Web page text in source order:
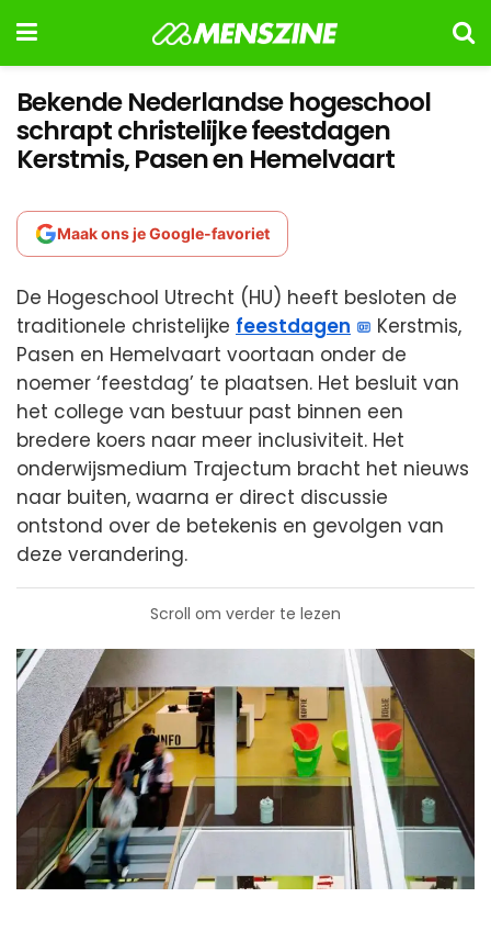
Bekende Nederlandse hogeschool
schrapt christelijke feestdagen
Kerstmis, Pasen en Hemelvaart
Maak ons je Google-favoriet
De Hogeschool Utrecht (HU) heeft besloten de
traditionele christelijke feestdagen
Kerstmis,
Pasen en Hemelvaart voortaan onder de
noemer ‘feestdag’ te plaatsen. Het besluit van
het college van bestuur past binnen een
bredere koers naar meer inclusiviteit. Het
onderwijsmedium Trajectum bracht het nieuws
naar buiten, waarna er direct discussie
ontstond over de betekenis en gevolgen van
deze verandering.
Scroll om verder te lezen